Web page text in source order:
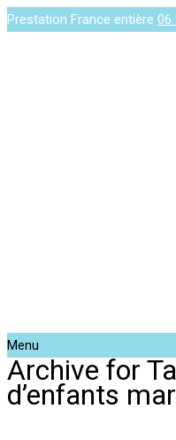
Prestation France entière 06
Menu
Archive for
d’enfants